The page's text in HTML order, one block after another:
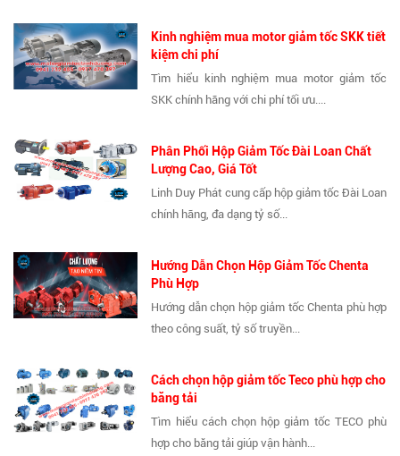
Kinh nghiệm mua motor giảm tốc SKK tiết
kiệm chi phí
Tìm hiểu kinh nghiệm mua motor giảm tốc
SKK chính hãng với chi phí tối ưu....
Phân Phối Hộp Giảm Tốc Đài Loan Chất
Lượng Cao, Giá Tốt
Linh Duy Phát cung cấp hộp giảm tốc Đài Loan
chính hãng, đa dạng tỷ số...
Hướng Dẫn Chọn Hộp Giảm Tốc Chenta
Phù Hợp
Hướng dẫn chọn hộp giảm tốc Chenta phù hợp
theo công suất, tỷ số truyền...
Cách chọn hộp giảm tốc Teco phù hợp cho
băng tải
Tìm hiểu cách chọn hộp giảm tốc TECO phù
hợp cho băng tải giúp vận hành...